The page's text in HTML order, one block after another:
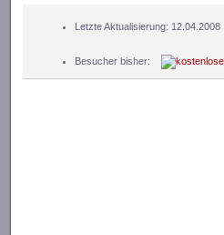
Letzte Aktualisierung: 12.04.2008
Besucher bisher: